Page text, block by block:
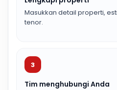
Masukkan detail properti,
tenor.
3
Tim menghubungi Anda